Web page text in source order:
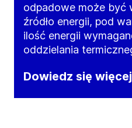
odpadowe może być
źródło energii, pod
ilość energii
oddzielania
Dowiedz się więcej